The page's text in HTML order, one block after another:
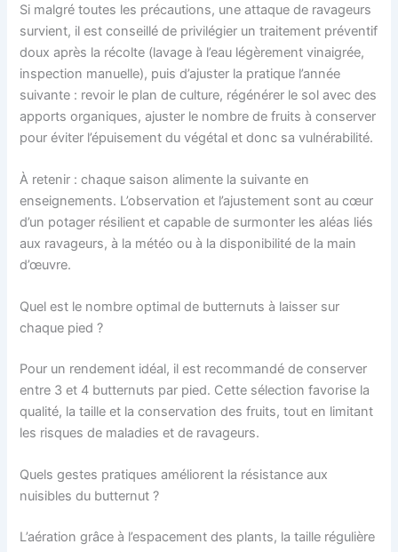
Si malgré toutes les précautions, une attaque de ravageurs
survient, il est conseillé de privilégier un traitement préventif
doux après la récolte (lavage à l’eau légèrement vinaigrée,
inspection manuelle), puis d’ajuster la pratique l’année
suivante : revoir le plan de culture, régénérer le sol avec des
apports organiques, ajuster le nombre de fruits à conserver
pour éviter l’épuisement du végétal et donc sa vulnérabilité.
À retenir : chaque saison alimente la suivante en
enseignements. L’observation et l’ajustement sont au cœur
d’un potager résilient et capable de surmonter les aléas liés
aux ravageurs, à la météo ou à la disponibilité de la main
d’œuvre.
Quel est le nombre optimal de butternuts à laisser sur
chaque pied ?
Pour un rendement idéal, il est recommandé de conserver
entre 3 et 4 butternuts par pied. Cette sélection favorise la
qualité, la taille et la conservation des fruits, tout en limitant
les risques de maladies et de ravageurs.
Quels gestes pratiques améliorent la résistance aux
nuisibles du butternut ?
L’aération grâce à l’espacement des plants, la taille régulière